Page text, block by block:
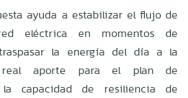
ayuda a estabilizar el flujo de
eléctrica en momentos de
la energía del día a la
aporte para el plan de
la capacidad de resiliencia de